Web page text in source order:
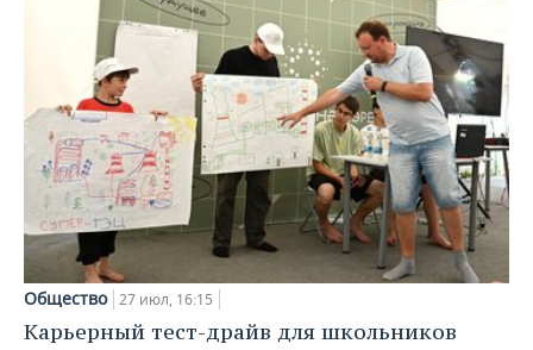
Общество 27 июл, 16:15
Карьерный тест-драйв для школьников